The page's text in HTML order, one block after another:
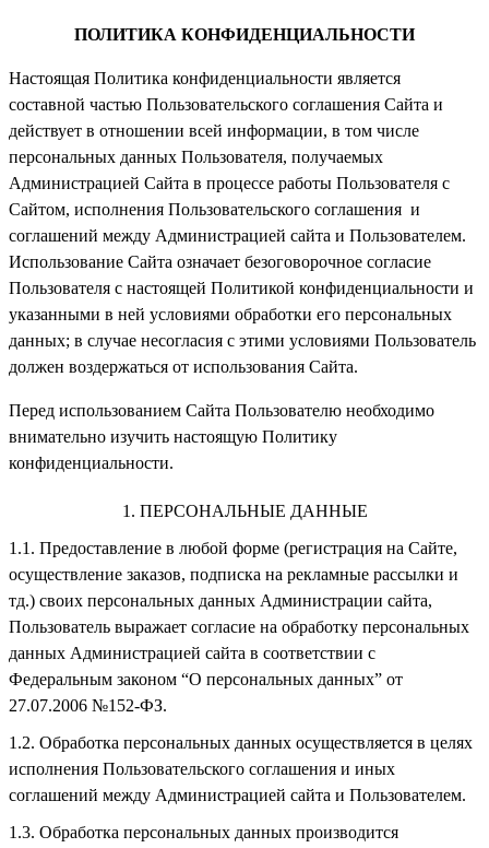
ПОЛИТИКА КОНФИДЕНЦИАЛЬНОСТИ
Настоящая Политика конфиденциальности является
составной частью Пользовательского соглашения Сайта и
действует в отношении всей информации, в том числе
персональных данных Пользователя, получаемых
Администрацией Сайта в процессе работы Пользователя с
Сайтом, исполнения Пользовательского соглашения и
соглашений между Администрацией сайта и Пользователем.
Использование Сайта означает безоговорочное согласие
Пользователя с настоящей Политикой конфиденциальности и
указанными в ней условиями обработки его персональных
данных; в случае несогласия с этими условиями Пользователь
должен воздержаться от использования Сайта.
Перед использованием Сайта Пользователю необходимо
внимательно изучить настоящую Политику
конфиденциальности.
ПЕРСОНАЛЬНЫЕ ДАННЫЕ
Предоставление в любой форме (регистрация на Сайте,
осуществление заказов, подписка на рекламные рассылки и
тд.) своих персональных данных Администрации сайта,
Пользователь выражает согласие на обработку персональных
данных Администрацией сайта в соответствии с
Федеральным законом “О персональных данных” от
27.07.2006 №152-ФЗ.
Обработка персональных данных осуществляется в целях
исполнения Пользовательского соглашения и иных
соглашений между Администрацией сайта и Пользователем.
Обработка персональных данных производится